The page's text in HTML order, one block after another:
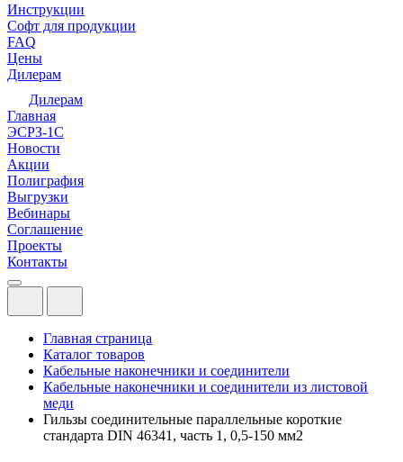
Инструкции
Софт для продукции
FAQ
Цены
Дилерам
Дилерам
Главная
ЭСРЗ-1С
Новости
Акции
Полиграфия
Выгрузки
Вебинары
Соглашение
Проекты
Контакты
Главная страница
Каталог товаров
Кабельные наконечники и соединители
Кабельные наконечники и соединители из листовой
меди
Гильзы соединительные параллельные короткие
стандарта DIN 46341, часть 1, 0,5-150 мм2